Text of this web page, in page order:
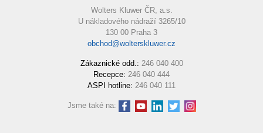
Wolters Kluwer ČR, a.s.
U nákladového nádraží 3265/10
130 00 Praha 3
obchod@wolterskluwer.cz
Zákaznické odd.: 246 040 400
Recepce: 246 040 444
ASPI hotline: 246 040 111
Jsme také na: